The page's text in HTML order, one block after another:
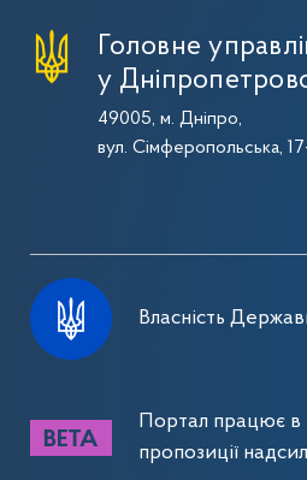
Головне
у
49005, м. Дніпро,
вул. Сімферопольська,
Власність
Портал працює в
пропозиції